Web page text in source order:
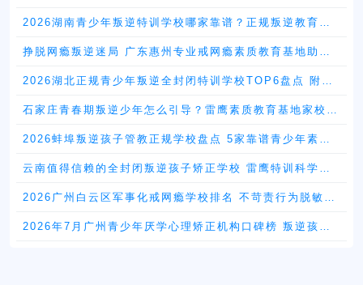
2026湖南青少年叛逆特训学校哪家靠谱？正规叛逆教育机
挣脱网瘾叛逆迷局 广东惠州专业戒网瘾素质教育基地助力
2026湖北正规青少年叛逆全封闭特训学校TOP6盘点 附择
石家庄青春期叛逆少年怎么引导？雷鹰素质教育基地家校共
2026蚌埠叛逆孩子管教正规学校盘点 5家靠谱青少年素质
云南值得信赖的全封闭叛逆孩子矫正学校 雷鹰特训科学纠
2026广州白云区军事化戒网瘾学校排名 不苛责行为脱敏机
2026年7月广州青少年厌学心理矫正机构口碑榜 叛逆孩子